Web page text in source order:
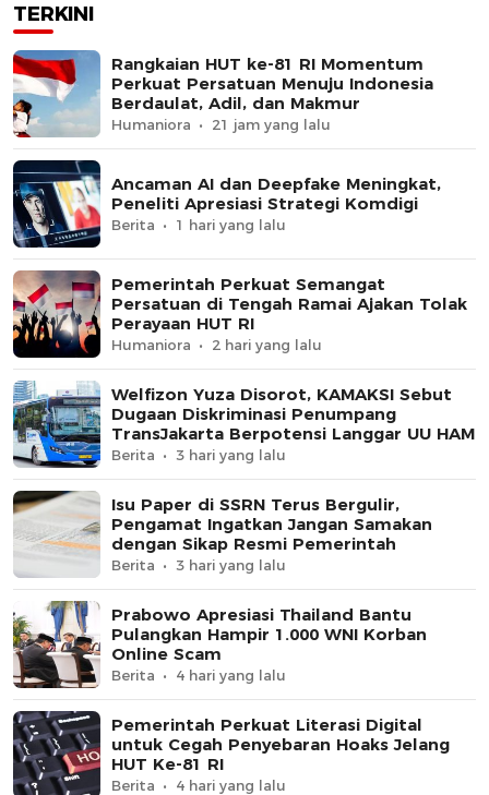
TERKINI
Rangkaian HUT ke-81 RI Momentum
Perkuat Persatuan Menuju Indonesia
Berdaulat, Adil, dan Makmur
Humaniora 21 jam yang lalu
Ancaman AI dan Deepfake Meningkat,
Peneliti Apresiasi Strategi Komdigi
Berita 1 hari yang lalu
Pemerintah Perkuat Semangat
Persatuan di Tengah Ramai Ajakan Tolak
Perayaan HUT RI
Humaniora 2 hari yang lalu
Welfizon Yuza Disorot, KAMAKSI Sebut
Dugaan Diskriminasi Penumpang
TransJakarta Berpotensi Langgar UU HAM
Berita 3 hari yang lalu
Isu Paper di SSRN Terus Bergulir,
Pengamat Ingatkan Jangan Samakan
dengan Sikap Resmi Pemerintah
Berita 3 hari yang lalu
Prabowo Apresiasi Thailand Bantu
Pulangkan Hampir 1.000 WNI Korban
Online Scam
Berita 4 hari yang lalu
Pemerintah Perkuat Literasi Digital
untuk Cegah Penyebaran Hoaks Jelang
HUT Ke-81 RI
Berita 4 hari yang lalu